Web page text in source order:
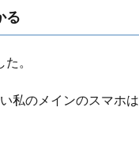
る
。
私のメインのスマホは